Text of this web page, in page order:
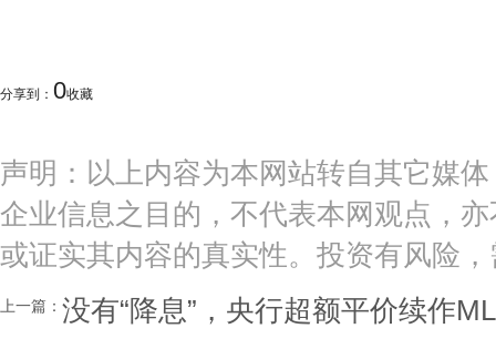
分享到： 0收藏
声明：以上内容为本网站转自其它媒
企业信息之目的，不代表本网观点，
或证实其内容的真实性。投资有风险
上一篇： 没有“降息”，央行超额平价续作